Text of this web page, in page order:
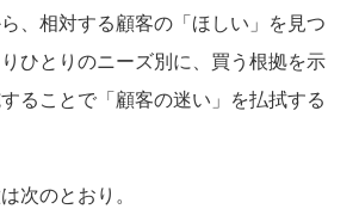
、相対する顧客の「ほしい」を見つ
ひとりのニーズ別に、買う根拠を示
ることで「顧客の迷い」を払拭する
次のとおり。